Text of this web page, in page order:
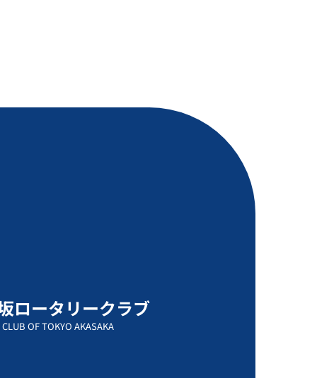
ロータリークラブ
OF TOKYO AKASAKA